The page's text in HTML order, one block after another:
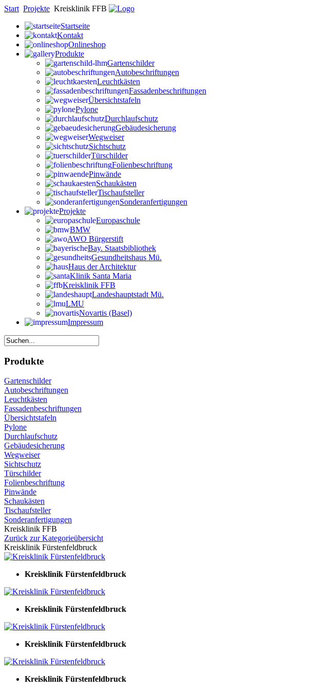
Start Projekte Kreisklinik FFB
Startseite
Kontakt
Onlineshop
Produkte
Gartenschilder
Autobeschriftungen
Leuchtkästen
Fassadenbeschriftungen
Übersichtstafeln
Pylone
Durchlaufschutz
Gebäudesicherung
Wegweiser
Sichtschutz
Türschilder
Folienbeschriftung
Pinwände
Schaukästen
Tischaufsteller
Sonderanfertigungen
Projekte
Europaschule
BMW
AWO Bürgerstift
Bay. Staatsbibliothek
Gesundheitshaus Mü.
Haus der Architektur
Klinik Santa Maria
Kreisklinik FFB
Landeshauptstadt Mü.
LMU
Novartis (Basel)
Impressum
Produkte
Gartenschilder
Autobeschriftungen
Leuchtkästen
Fassadenbeschriftungen
Übersichtstafeln
Pylone
Durchlaufschutz
Gebäudesicherung
Wegweiser
Sichtschutz
Türschilder
Folienbeschriftung
Pinwände
Schaukästen
Tischaufsteller
Sonderanfertigungen
Kreisklinik FFB
Zurück zur Kategorieübersicht
Kreisklinik Fürstenfeldbruck
Kreisklinik Fürstenfeldbruck
Kreisklinik Fürstenfeldbruck
Kreisklinik Fürstenfeldbruck
Kreisklinik Fürstenfeldbruck